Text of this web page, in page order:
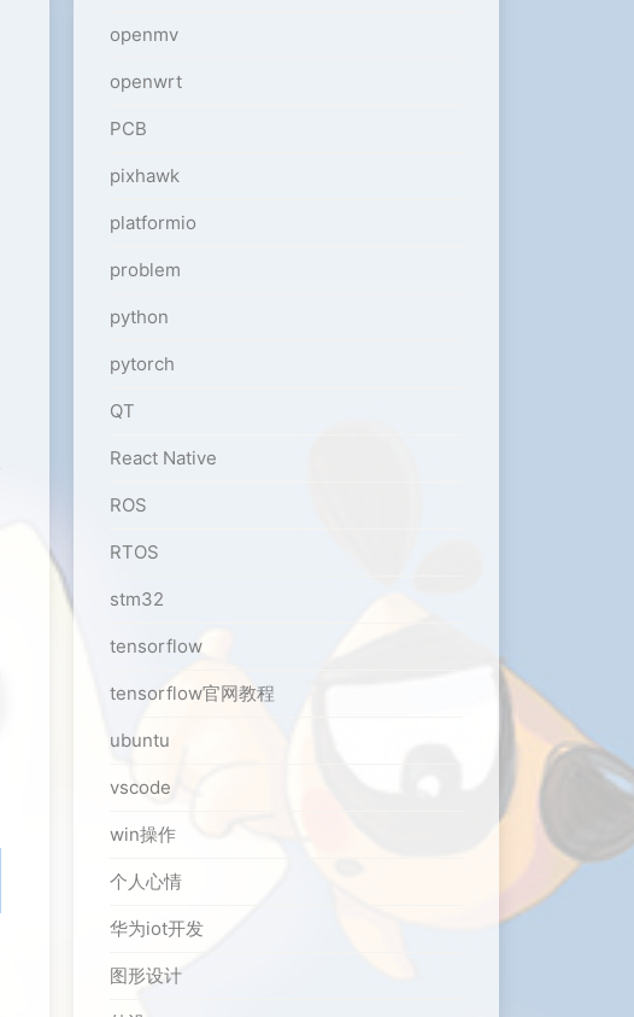
openmv
openwrt
PCB
pixhawk
platformio
problem
python
pytorch
QT
React Native
ROS
RTOS
stm32
tensorflow
tensorflow官网教程
ubuntu
vscode
win操作
个人心情
华为iot开发
图形设计